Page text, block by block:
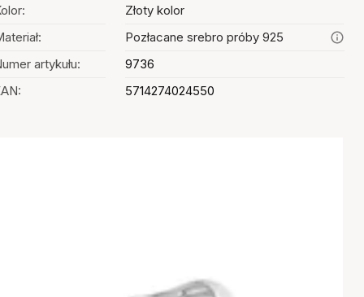
Złoty kolor
Pozłacane srebro próby 925
artykułu:
9736
5714274024550